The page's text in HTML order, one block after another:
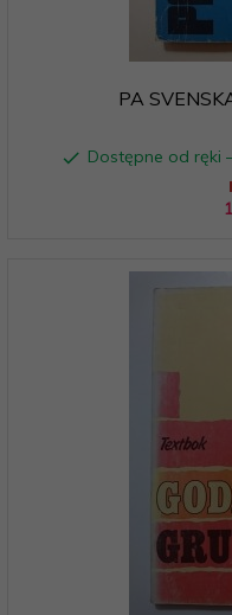
PA
Dostępne od ręki